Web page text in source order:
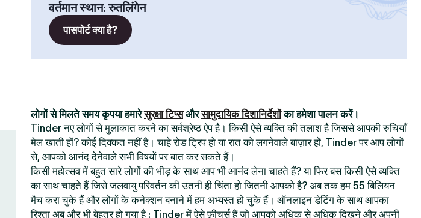
वर्तमान स्थान:रुतलिंगेन
पासपोर्ट क्या है?
लोगों से मिलते समय कृपया हमारेसुरक्षा टिप्सऔरसामुदायिक दिशानिर्देशोंका हमेशा पालन करें।
Tinder नए लोगों से मुलाकात करने का सर्वश्रेष्ठ ऐप है। किसी ऐसे व्यक्ति की तलाश है जिससे आपकी रुचियाँ
मेल खाती हों? कोई दिक्कत नहीं है। चाहे रोड ट्रिप हो या रात को लगनेवाले बाज़ार हों, Tinder पर आप लोगों
से, आपको आनंद देनेवाले सभी विषयों पर बात कर सकते हैं।
किसी महोत्सव में बहुत सारे लोगों की भीड़ के साथ आप भी आनंद लेना चाहते हैं? या फिर बस किसी ऐसे व्यक्ति
का साथ चाहते हैं जिसे जलवायु परिवर्तन की उतनी ही चिंता हो जितनी आपको है? अब तक हम 55 बिलियन
मैच करा चुके हैं और लोगों के कनेक्शन बनाने में हम अभ्यस्त हो चुके हैं। ऑनलाइन डेटिंग के साथ आपका
रिश्ता अब और भी बेहतर हो गया है : Tinder में ऐसे फ़ीचर्स हैं जो आपको अधिक से अधिक दिखने और अपनी